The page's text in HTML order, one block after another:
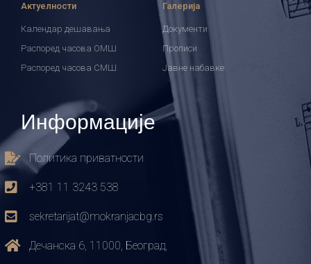
Актуелности
Календар дешавања
Распоред часова ОМШ
Распоред часова СМШ
Галерија
Документи
Прописи
Јавне набавке
Информације
Политика приватности
+381 11 3243 538
sekretarijat@mokranjacbg.rs
Дечанска 6, 11000, Београд,